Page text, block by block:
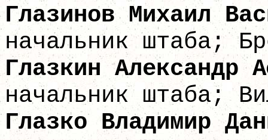
Глазинов
начальник штаба;
Глазкин
начальник штаба;
Глазко